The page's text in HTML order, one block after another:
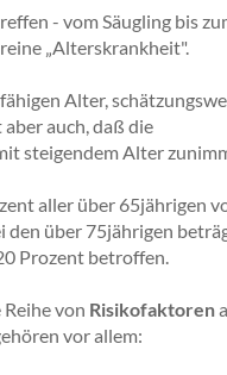
- vom Säugling bis
„Alterskrankheit".
Alter,
auch, daß die
steigendem Alter
aller über 65jährigen
über 75jährigen
Prozent betroffen.
von Risikofaktoren
vor allem: